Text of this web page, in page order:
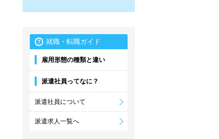
就職・転職ガイド
雇用形態の種類と違い
派遣社員ってなに？
派遣社員について
派遣求人一覧へ